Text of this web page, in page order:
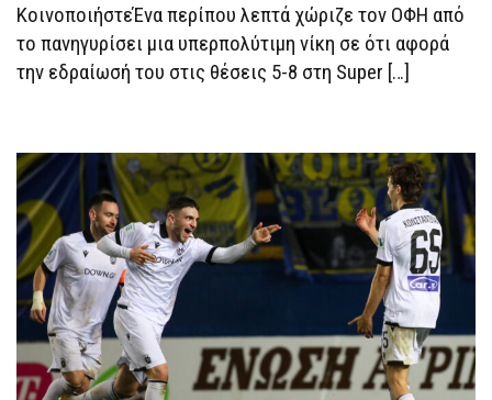
ΤΙΣ
ΘΈΣΕΙΣ
5-
8
ΚοινοποιήστεΈνα περίπου λεπτά χώριζε τον ΟΦΗ από
το πανηγυρίσει μια υπερπολύτιμη νίκη σε ότι αφορά
την εδραίωσή του στις θέσεις 5-8 στη Super […]